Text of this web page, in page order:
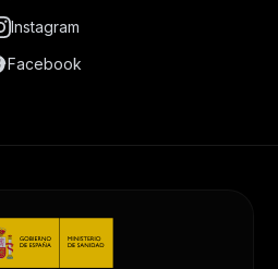
Instagram
Facebook